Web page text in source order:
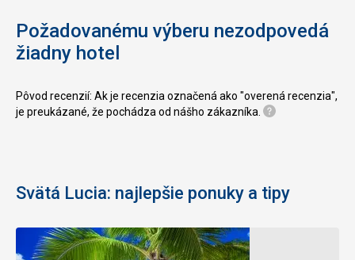
Požadovanému výberu nezodpovedá
žiadny hotel
Pôvod recenzií: Ak je recenzia označená ako "overená recenzia",
je preukázané, že pochádza od nášho zákazníka.
Svätá Lucia: najlepšie ponuky a tipy